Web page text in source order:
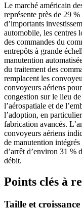
Le marché américain
représente près de 29
d’importants
automobile, les centres
des commandes du
entrepôts à grande
manutention
du traitement des
remplacent les
convoyeurs aériens
congestion sur le lieu
l’aérospatiale et de
l’adoption, en
fabrication avancés.
convoyeurs aériens
de manutention
d’arrêt d’environ 31 %
débit.
Points clés à
Taille et